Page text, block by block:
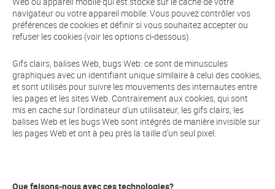
navigateur ou votre appareil mobile. Vous pouvez contrôler vos
préférences de cookies et définir si vous souhaitez accepter ou
refuser les cookies (voir les options ci-dessous).
Gifs clairs, balises Web, bugs Web: ce sont de minuscules
graphiques avec un identifiant unique similaire à celui des cookies,
et sont utilisés pour suivre les mouvements des internautes entre
les pages et les sites Web. Contrairement aux cookies, qui sont
mis en cache sur l'ordinateur d'un utilisateur, les gifs clairs, les
balises Web et les bugs Web sont intégrés de manière invisible sur
les pages Web et ont à peu près la taille d'un seul pixel.
Que faisons-nous avec ces technologies?